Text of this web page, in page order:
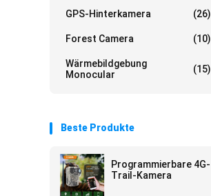
GPS-Hinterkamera (26)
Forest Camera (10)
Wärmebildgebung
Monocular
(15)
Beste Produkte
Programmierbare 4G-
Trail-Kamera